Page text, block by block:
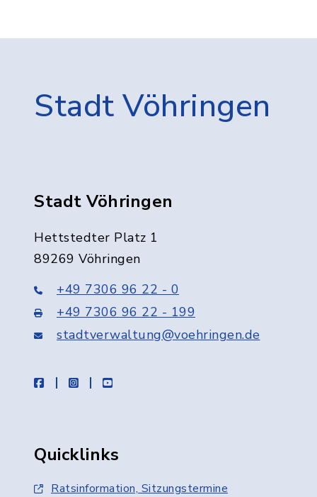
Stadt Vöhringen
Stadt Vöhringen
Hettstedter Platz 1
89269 Vöhringen
+49 7306 96 22 - 0
+49 7306 96 22 - 199
stadtverwaltung@voehringen.de
facebookinstagramyoutube
Quicklinks
Ratsinformation, Sitzungstermine